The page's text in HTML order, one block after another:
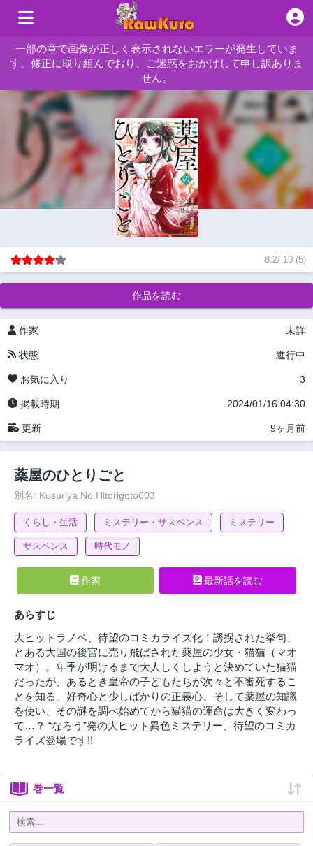
一部の章で画像が正しく表示されないエラーが発生していま
す。修正に取り組んでおり、ご迷惑をおかけして申し訳ありま
せん。
8.2/ 10 (5)
作品を読む
作家 未詳
状態 進行中
お気に入り 3
掲載時期 2024/01/16 04:30
更新 9ヶ月前
薬屋のひとりごと
別名: Kusuriya No Hitorigoto003
くらし・生活 ミステリー・サスペンス ミステリー
サスペンス 時代モノ
作家 最新話を読む
あらすじ
大ヒットラノベ、待望のコミカライズ化！誘拐された挙句、
とある大国の後宮に売り飛ばされた薬屋の少女・猫猫（マオ
マオ）。年季が明けるまで大人しくしようと決めていた猫猫
だったが、あるとき皇帝の子どもたちが次々と不審死するこ
とを知る。好奇心と少しばかりの正義心、そして薬屋の知識
を使い、その謎を調べ始めてから猫猫の運命は大きく変わっ
て…？ “なろう”発の大ヒット異色ミステリー、待望のコミカ
ライズ登場です!!
巻一覧